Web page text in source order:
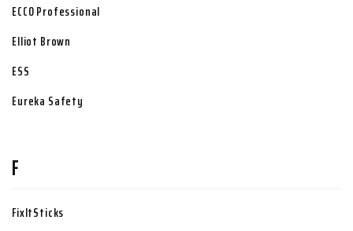
ECCO Professional
Elliot Brown
ESS
Eureka Safety
F
FixItSticks